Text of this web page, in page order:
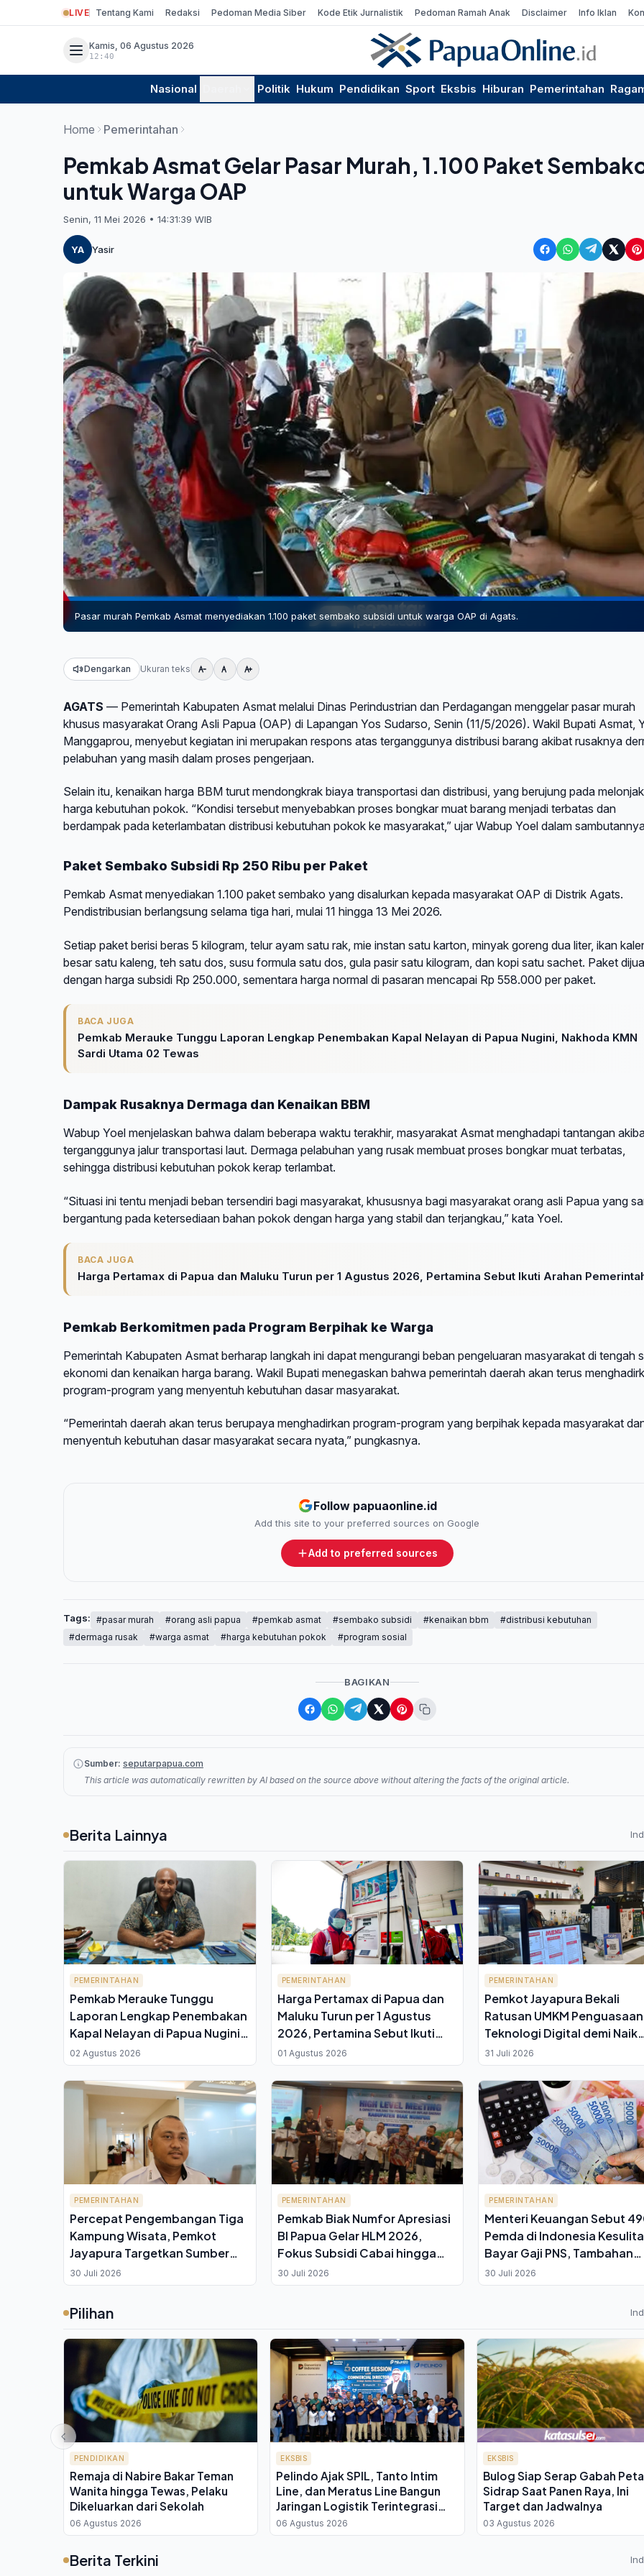
LIVE Tentang Kami Redaksi Pedoman Media Siber Kode Etik Jurnalistik Pedoman Ramah Anak Disclaimer Info Iklan
Kamis, 06 Agustus 2026
12:40
Nasional Politik Hukum Pendidikan Sport Eksbis Hiburan Pemerintahan
Home Pemerintahan
Pemkab Asmat Gelar Pasar Murah, 1.100 Paket
untuk Warga OAP
Senin, 11 Mei 2026 • 14:31:39 WIB
YA Yasir
Pasar murah Pemkab Asmat menyediakan 1.100 paket sembako subsidi untuk warga OAP di Agats.
Dengarkan Ukuran teks
AGATS — Pemerintah Kabupaten Asmat melalui Dinas Perindustrian dan Perdagangan menggelar pasar murah
khusus masyarakat Orang Asli Papua (OAP) di Lapangan Yos Sudarso, Senin (11/5/2026). Wakil Bupati Asmat,
Manggaprou, menyebut kegiatan ini merupakan respons atas terganggunya distribusi barang akibat rusaknya
pelabuhan yang masih dalam proses pengerjaan.
Selain itu, kenaikan harga BBM turut mendongkrak biaya transportasi dan distribusi, yang berujung pada
harga kebutuhan pokok. “Kondisi tersebut menyebabkan proses bongkar muat barang menjadi terbatas dan
berdampak pada keterlambatan distribusi kebutuhan pokok ke masyarakat,” ujar Wabup Yoel dalam
Paket Sembako Subsidi Rp 250 Ribu per Paket
Pemkab Asmat menyediakan 1.100 paket sembako yang disalurkan kepada masyarakat OAP di Distrik Agats.
Pendistribusian berlangsung selama tiga hari, mulai 11 hingga 13 Mei 2026.
Setiap paket berisi beras 5 kilogram, telur ayam satu rak, mie instan satu karton, minyak goreng dua liter, ikan
besar satu kaleng, teh satu dos, susu formula satu dos, gula pasir satu kilogram, dan kopi satu sachet. Paket
dengan harga subsidi Rp 250.000, sementara harga normal di pasaran mencapai Rp 558.000 per paket.
BACA JUGA
Pemkab Merauke Tunggu Laporan Lengkap Penembakan Kapal Nelayan di Papua Nugini, Nakhoda KMN
Sardi Utama 02 Tewas
Dampak Rusaknya Dermaga dan Kenaikan BBM
Wabup Yoel menjelaskan bahwa dalam beberapa waktu terakhir, masyarakat Asmat menghadapi tantangan
terganggunya jalur transportasi laut. Dermaga pelabuhan yang rusak membuat proses bongkar muat terbatas,
sehingga distribusi kebutuhan pokok kerap terlambat.
“Situasi ini tentu menjadi beban tersendiri bagi masyarakat, khususnya bagi masyarakat orang asli Papua yang
bergantung pada ketersediaan bahan pokok dengan harga yang stabil dan terjangkau,” kata Yoel.
BACA JUGA
Harga Pertamax di Papua dan Maluku Turun per 1 Agustus 2026, Pertamina Sebut Ikuti Arahan
Pemkab Berkomitmen pada Program Berpihak ke Warga
Pemerintah Kabupaten Asmat berharap langkah ini dapat mengurangi beban pengeluaran masyarakat di tengah
ekonomi dan kenaikan harga barang. Wakil Bupati menegaskan bahwa pemerintah daerah akan terus
program-program yang menyentuh kebutuhan dasar masyarakat.
“Pemerintah daerah akan terus berupaya menghadirkan program-program yang berpihak kepada masyarakat
menyentuh kebutuhan dasar masyarakat secara nyata,” pungkasnya.
Follow papuaonline.id
Add this site to your preferred sources on Google
Add to preferred sources
Tags: #pasar murah #orang asli papua #pemkab asmat #sembako subsidi #kenaikan bbm
#distribusi kebutuhan
#dermaga rusak
#warga asmat #harga kebutuhan pokok #program sosial
BAGIKAN
Sumber: seputarpapua.com
This article was automatically rewritten by AI based on the source above without altering the facts of the original article.
Berita Lainnya
PEMERINTAHAN
Pemkab Merauke Tunggu
Laporan Lengkap Penembakan
Kapal Nelayan di Papua Nugini,
Nakhoda KMN Sardi Utama 02
Tewas
02 Agustus 2026
PEMERINTAHAN
Harga Pertamax di Papua dan
Maluku Turun per 1 Agustus
2026, Pertamina Sebut Ikuti
Arahan Pemerintah
01 Agustus 2026
PEMERINTAHAN
Pemkot Jayapura Bekali
Ratusan UMKM Penguasaan
Teknologi Digital demi Naik
Kelas dan Tembus Pasar
31 Juli 2026
PEMERINTAHAN
Percepat Pengembangan Tiga
Kampung Wisata, Pemkot
Jayapura Targetkan Sumber
Ekonomi Baru bagi Masyarakat
Lokal
30 Juli 2026
PEMERINTAHAN
Pemkab Biak Numfor Apresiasi
BI Papua Gelar HLM 2026,
Fokus Subsidi Cabai hingga
Angkutan Gratis Petani OAP
30 Juli 2026
PEMERINTAHAN
Menteri Keuangan Sebut
Pemda di Indonesia
Bayar Gaji PNS, Tambahan
Anggaran Masuk Kajian
30 Juli 2026
Pilihan
PENDIDIKAN
Remaja di Nabire Bakar Teman
Wanita hingga Tewas, Pelaku
Dikeluarkan dari Sekolah
06 Agustus 2026
EKSBIS
Pelindo Ajak SPIL, Tanto Intim
Line, dan Meratus Line Bangun
Jaringan Logistik Terintegrasi
demi Tekan Biaya Nasional
06 Agustus 2026
EKSBIS
Bulog Siap Serap Gabah
Sidrap Saat Panen Raya, Ini
Target dan Jadwalnya
03 Agustus 2026
Berita Terkini